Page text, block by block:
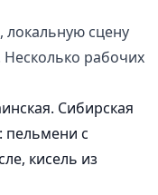
локальную сцену
рабочих
Сибирская
пельмени с
кисель из